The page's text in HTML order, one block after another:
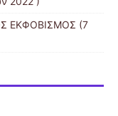
ΕΚΦΟΒΙΣΜΟΣ (7